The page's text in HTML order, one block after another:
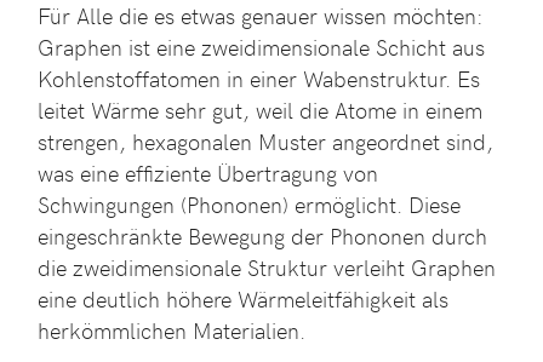
Für Alle die es etwas genauer wissen möchten:
Graphen ist eine zweidimensionale Schicht aus
Kohlenstoffatomen in einer Wabenstruktur. Es
leitet Wärme sehr gut, weil die Atome in einem
strengen, hexagonalen Muster angeordnet sind,
was eine effiziente Übertragung von
Schwingungen (Phononen) ermöglicht. Diese
eingeschränkte Bewegung der Phononen durch
die zweidimensionale Struktur verleiht Graphen
eine deutlich höhere Wärmeleitfähigkeit als
herkömmlichen Materialien.